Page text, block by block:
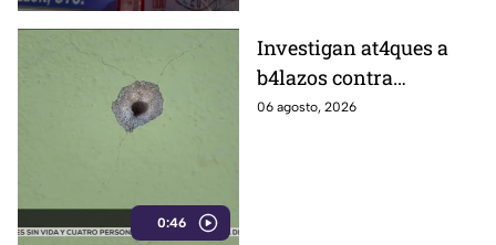
0:46
Investigan at4ques a
b4lazos contra
distintos domicilios en
06 agosto, 2026